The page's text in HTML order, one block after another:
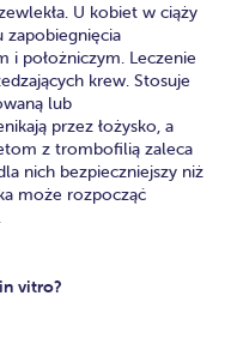
U kobiet w ciąży
zapobiegnięcia
i położniczym. Leczenie
krew. Stosuje
lub
przez łożysko, a
z trombofilią zaleca
nich bezpieczniejszy niż
może rozpocząć
vitro?